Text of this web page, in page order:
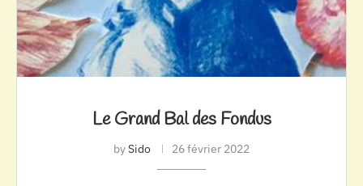
Le Grand Bal des Fondus
bySido 26 février 2022